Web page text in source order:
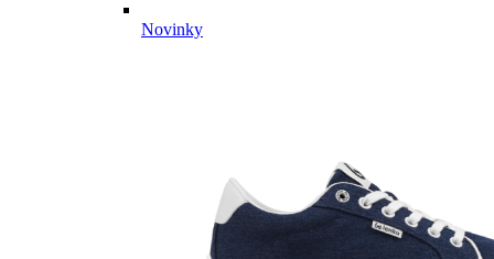
Novinky